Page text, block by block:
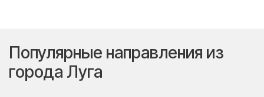
Популярные направления из
города Луга